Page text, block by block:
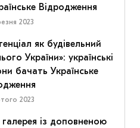
Відродження
2023
як будівельний
України»: українські
бачать Українське
2023
із доповненою